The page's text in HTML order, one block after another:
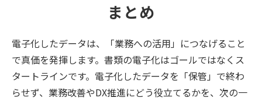
まとめ
電子化したデータは、「業務への活用」につなげること
で真価を発揮します。書類の電子化はゴールではなくス
タートラインです。電子化したデータを「保管」で終わ
らせず、業務改善やDX推進にどう役立てるかを、次の一